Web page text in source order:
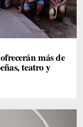
más de
teatro y